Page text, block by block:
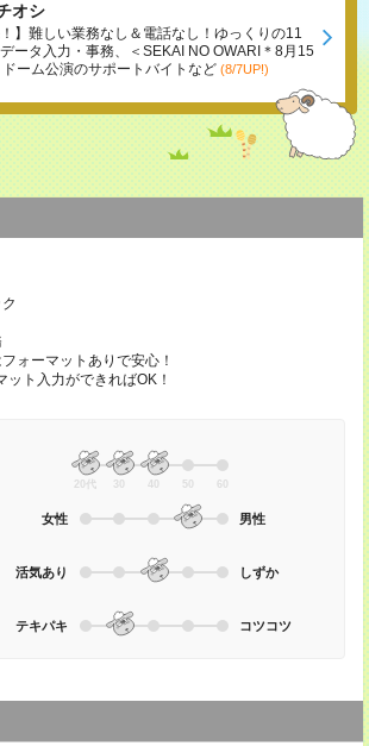
オシ
！】難しい業務なし＆電話なし！ゆっくりの11
ータ入力・事務、＜SEKAI NO OWARI＊8月15
ーム公演のサポートバイトなど (8/7UP!)
ォーマットありで安心！
ット入力ができればOK！
20代 30 40 50 60
女性 男性
活気あり しずか
テキパキ コツコツ